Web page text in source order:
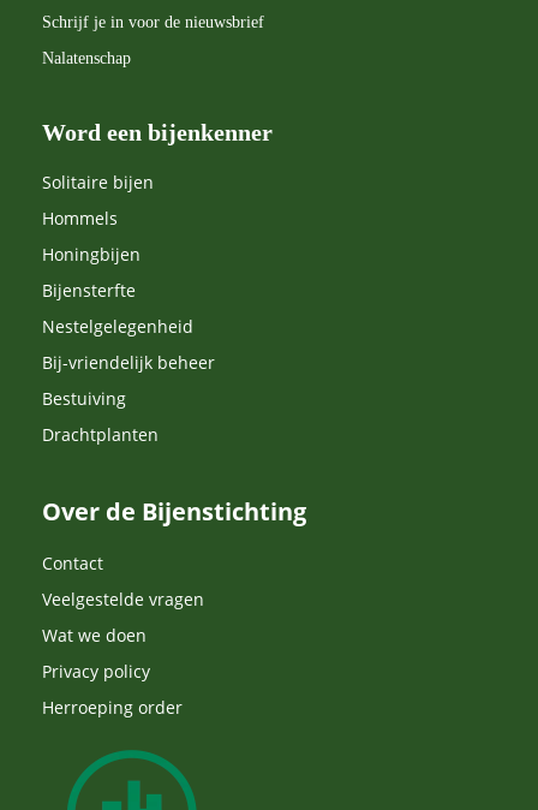
Schrijf je in voor de nieuwsbrief
Nalatenschap
Word een bijenkenner
Solitaire bijen
Hommels
Honingbijen
Bijensterfte
Nestelgelegenheid
Bij-vriendelijk beheer
Bestuiving
Drachtplanten
Over de Bijenstichting
Contact
Veelgestelde vragen
Wat we doen
Privacy policy
Herroeping order